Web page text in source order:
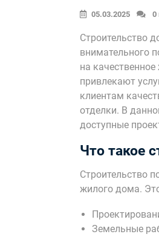
05.03.2025 0
Строительство
внимательного
на
привлекают
клиентам
отделки. В
доступные
Что такое
Строительство
жилого дома.
Земельные